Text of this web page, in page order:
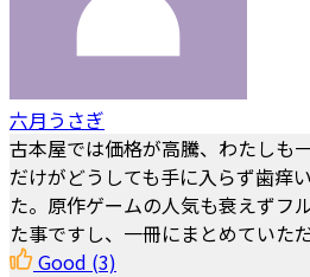
六月うさぎ
古本屋では価格が高騰、わたしも
だけがどうしても手に入らず歯痒
た。原作ゲームの人気も衰えずフ
た事ですし、一冊にまとめていた
Good (3)